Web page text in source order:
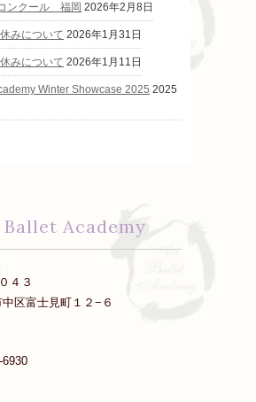
ンクール 福岡 2026年2月8日
みについて 2026年1月31日
みについて 2026年1月11日
Winter Showcase 2025 2025
Ballet Academy
４３
区富士見町１２−６
6930